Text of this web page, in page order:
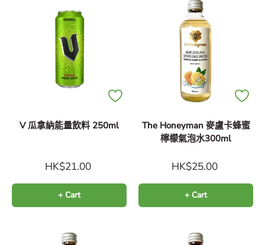
V 瓜拿納能量飲料 250ml
HK$21.00
+ Cart
The Honeyman 麥盧卡蜂蜜
檸檬氣泡水300ml
HK$25.00
+ Cart